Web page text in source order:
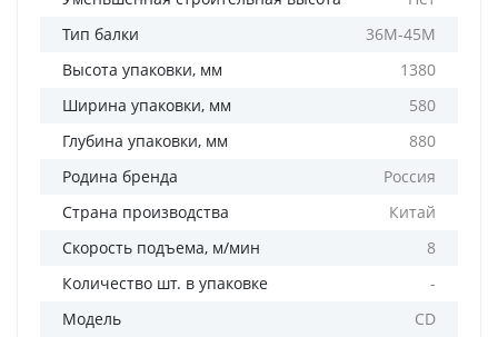
Тип балки
36М-45М
Высота упаковки, мм
1380
Ширина упаковки, мм
580
Глубина упаковки, мм
880
Родина бренда
Россия
Страна производства
Китай
Скорость подъема, м/мин
8
Количество шт. в упаковке
-
Модель
CD